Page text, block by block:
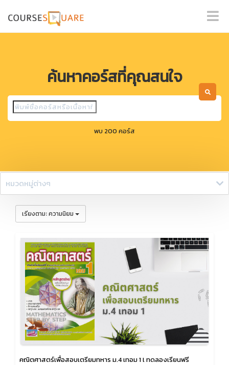
ค้นหาคอร์สที่คุณสนใจ
พบ 200 คอร์ส
หมวดหมู่ต่างๆ
เรียงตาม:ความนิยม
คณิตศาสตร์เพื่อสอบเตรียมทหาร ม.4 เทอม 1 l ทดลองเรียนฟรี